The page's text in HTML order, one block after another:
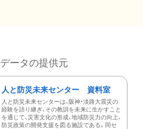
データの提供元
人と防災未来センター 資料室
人と防災未来センターは、阪神・淡路大震災の
経験を語り継ぎ、その教訓を未来に生かすこと
を通じて、災害文化の形成、地域防災力の向上、
防災政策の開発支援を図る施設である。同セ